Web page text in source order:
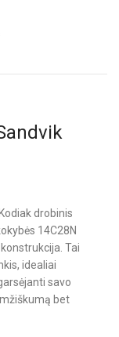
drobinis
14C28N
Tai
idealiai
savo
bet